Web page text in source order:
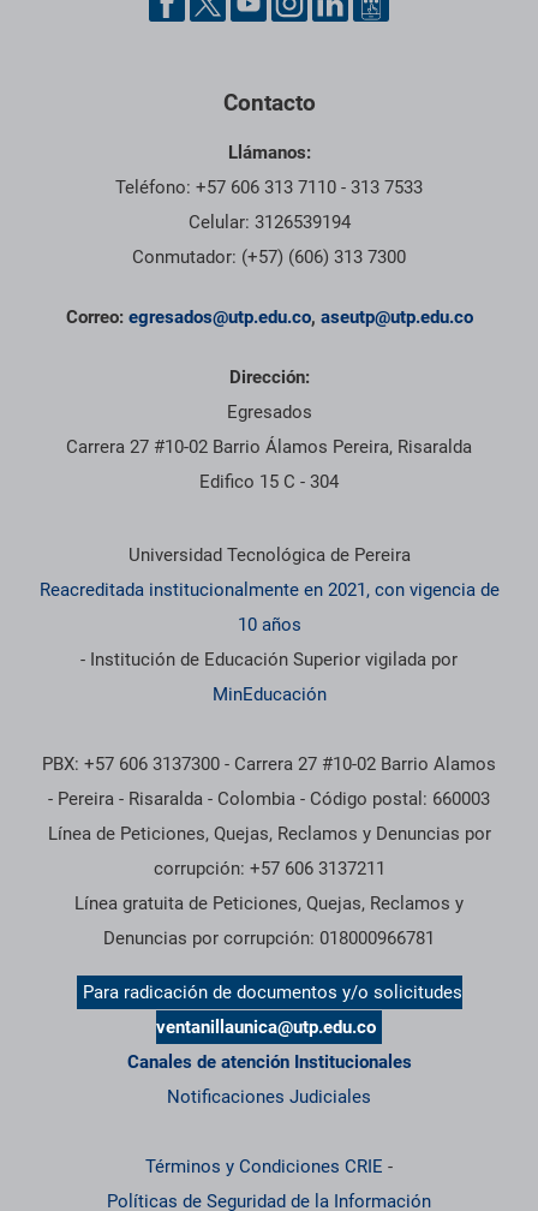
Contacto
Llámanos:
Teléfono: +57 606 313 7110 - 313 7533
Celular: 3126539194
Conmutador: (+57) (606) 313 7300
Correo: egresados@utp.edu.co, aseutp@utp.edu.co
Dirección:
Egresados
Carrera 27 #10-02 Barrio Álamos Pereira, Risaralda
Edifico 15 C - 304
Información institucional
Universidad Tecnológica de Pereira
Reacreditada institucionalmente en 2021, con vigencia de
10 años
- Institución de Educación Superior vigilada por
MinEducación
PBX: +57 606 3137300 - Carrera 27 #10-02 Barrio Alamos
- Pereira - Risaralda - Colombia - Código postal: 660003
Línea de Peticiones, Quejas, Reclamos y Denuncias por
corrupción: +57 606 3137211
Línea gratuita de Peticiones, Quejas, Reclamos y
Denuncias por corrupción: 018000966781
Para radicación de documentos y/o solicitudes
ventanillaunica@utp.edu.co
Canales de atención Institucionales
Notificaciones Judiciales
Términos y Condiciones CRIE -
Políticas de Seguridad de la Información